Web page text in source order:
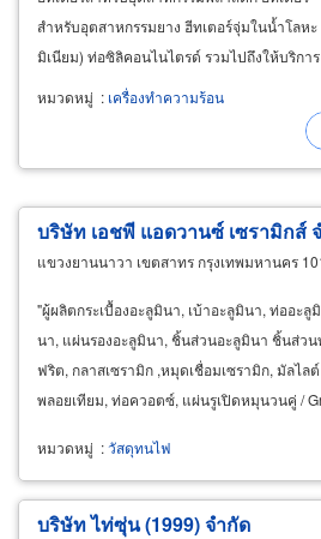
สำหรับอุตสาหกรรมยาง ฮีทเตอร์จุ่มในน้ำโลหะ
มิเนียม) ท่อซิลิคอนไนไตรด์ รวมไปถึงให้บริการ
คำนวณออกแบบงานให้ความร้อนทุกชนิด งาน
ระบบให้ความร้อนแก่แก๊สหรือของเหลว, งานร
ลมร้อน, ระบบปรับอากาศ ahu สำหรับโรงงาน
อุตสาหกรรมที่ต้องการอุณหภูมิต่ำกว่า
หมวดหมู่ : เครื่องทำความร้อน
บริษัท เอชพี แอดวานซ์ เซรามิกส์
แขวงยานนาวา เขตสาทร กรุงเทพมหานคร
"ผู้ผลิตกระเบื้องอะลูมินา, เบ้าอะลูมินา, ท่ออะ
นา, แผ่นรองอะลูมินา, ชิ้นส่วนอะลูมินา ชิ้นส่ว
ฟริต, กลาสเซรามิก ,หมุดเชื่อมเซรามิก, มัลไล
พลอยเทียม, ท่อควอตซ์, แผ่นรูเปิดหมุนวนคู่ /
หมวดหมู่ :วัสดุทนไฟ
บริษัท ไท่ซุ่น (1999) จำกัด